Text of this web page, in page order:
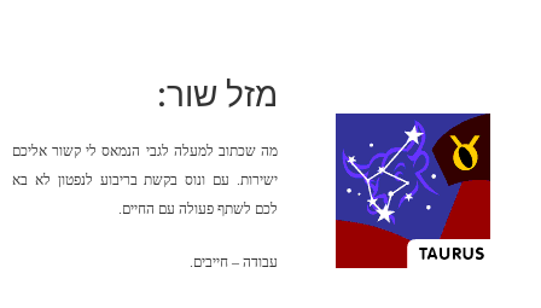
מזל שור:
מה שכתוב למעלה לגבי הנמאס לי קשור אליכם
ישירות. עם ונוס בקשת בריבוע לנפטון לא בא
לכם לשתף פעולה עם החיים.
עבודה – חייבים.